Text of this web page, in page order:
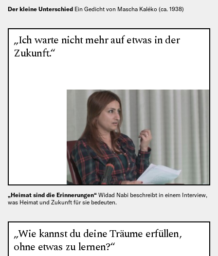
Der kleine Unterschied Ein Gedicht von Mascha Kaléko (ca. 1938)
„Ich warte nicht mehr auf etwas in der
Zukunft.“
„Heimat sind die Erinnerungen“ Widad Nabi beschreibt in einem Interview,
was Heimat und Zukunft für sie bedeuten.
„Wie kannst du deine Träume erfüllen,
ohne etwas zu lernen?“